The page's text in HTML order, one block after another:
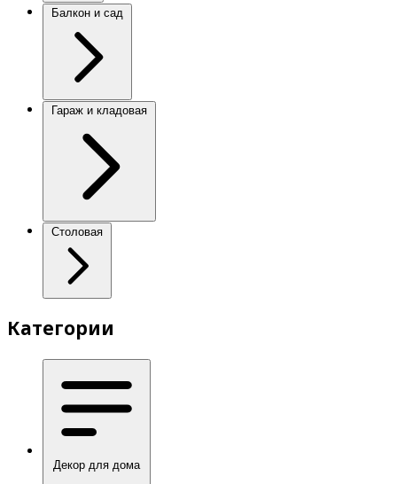
Балкон и сад
Гараж и кладовая
Столовая
Категории
Декор для дома